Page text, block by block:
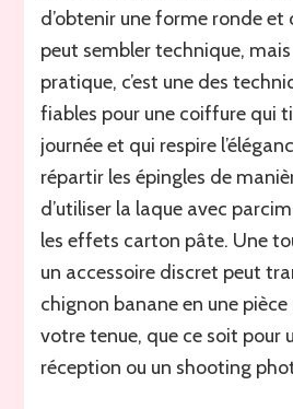
d’obtenir une forme ronde et
peut sembler technique,
pratique, c’est une des
fiables pour une coiffure qui
journée et qui respire
répartir les épingles de
d’utiliser la laque avec
les effets carton pâte. Une
un accessoire discret peut
chignon banane en une
votre tenue, que ce soit pour
réception ou un shooting